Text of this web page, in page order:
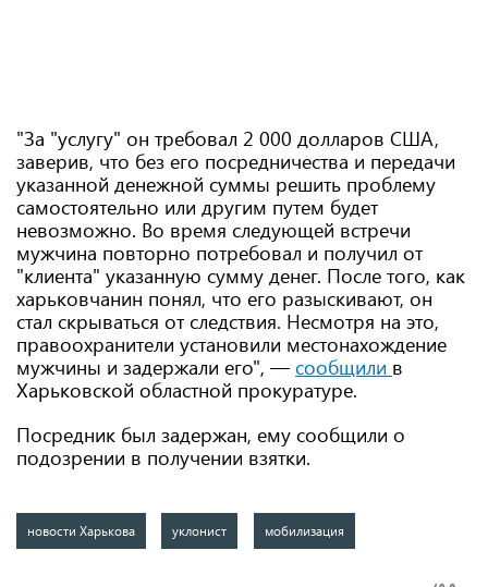
"За "услугу" он требовал 2 000 долларов США,
заверив, что без его посредничества и передачи
указанной денежной суммы решить проблему
самостоятельно или другим путем будет
невозможно. Во время следующей встречи
мужчина повторно потребовал и получил от
"клиента" указанную сумму денег. После того, как
харьковчанин понял, что его разыскивают, он
стал скрываться от следствия. Несмотря на это,
правоохранители установили местонахождение
мужчины и задержали его", — сообщили в
Харьковской областной прокуратуре.
Посредник был задержан, ему сообщили о
подозрении в получении взятки.
новости Харькова уклонист мобилизация